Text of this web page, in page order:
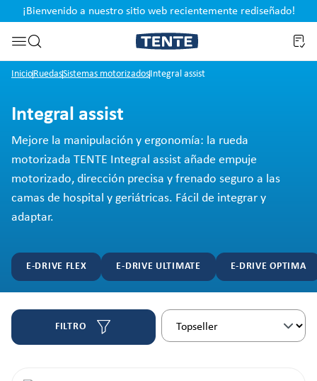
Saltar a la búsqueda
¡Bienvenido a nuestro sitio web recientemente rediseñado!
InicioRuedasSistemas motorizadosIntegral assist
Integral assist
Mejore la manipulación y ergonomía: la rueda
motorizada TENTE Integral assist añade empuje
motorizado, dirección precisa y frenado seguro a las
camas de hospital y geriátricas. Fácil de integrar y
adaptar.
E-DRIVE FLEX E-DRIVE ULTIMATE E-DRIVE OPTIMA
FILTRO